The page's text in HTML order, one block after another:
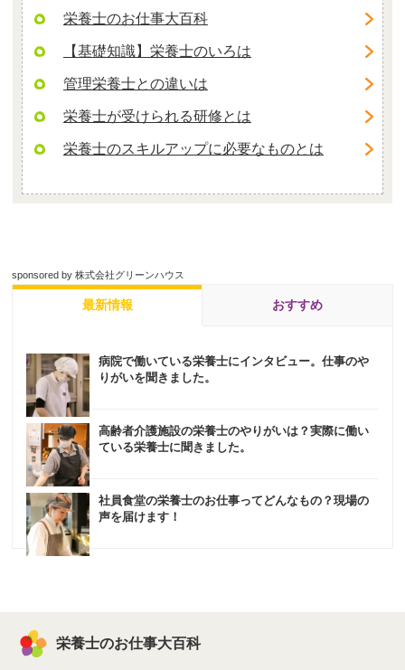
栄養士のお仕事大百科
【基礎知識】栄養士のいろは
管理栄養士との違いは
栄養士が受けられる研修とは
栄養士のスキルアップに必要なものとは
sponsored by 株式会社グリーンハウス
最新情報 おすすめ
病院で働いている栄養士にインタビュー。仕事のや
りがいを聞きました。
高齢者介護施設の栄養士のやりがいは？実際に働い
ている栄養士に聞きました。
社員食堂の栄養士のお仕事ってどんなもの？現場の
声を届けます！
栄養士のお仕事大百科